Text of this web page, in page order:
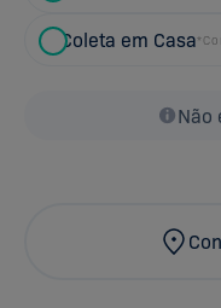
Coleta em Casa
Não